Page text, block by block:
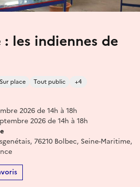
les indiennes de
Sur place Tout public +4
2026 de 14h à 18h
2026 de 14h à 18h
76210 Bolbec, Seine-Maritime,